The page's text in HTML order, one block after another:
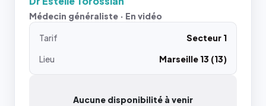
Médecin généraliste · En vidéo
Tarif
Secteur 1
Lieu
Marseille 13 (13)
Aucune disponibilité à venir